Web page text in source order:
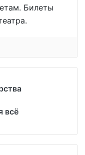
Билеты
всё